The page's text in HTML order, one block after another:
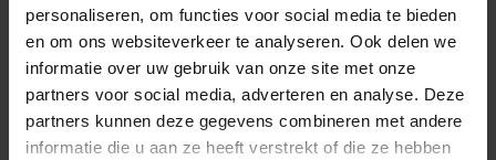
personaliseren, om functies voor social media te bieden
en om ons websiteverkeer te analyseren. Ook delen we
informatie over uw gebruik van onze site met onze
partners voor social media, adverteren en analyse. Deze
partners kunnen deze gegevens combineren met andere
informatie die u aan ze heeft verstrekt of die ze hebben
Eten in Amsterdam: van verscholen
eetcafés tot De Strip in Noord